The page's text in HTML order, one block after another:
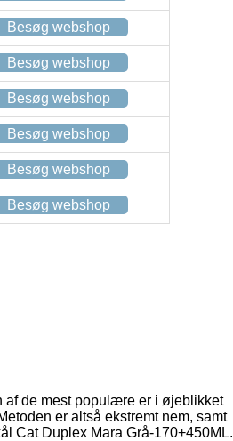
Besøg webshop
Besøg webshop
Besøg webshop
Besøg webshop
Besøg webshop
Besøg webshop
af de mest populære er i øjeblikket
er altså ekstremt nem, samt
Cat Duplex Mara Grå-170+450ML.